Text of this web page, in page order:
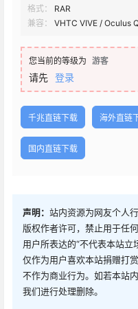
格式：
RAR
兼容：
VHTC VIVE / Oculus
您当前的等级为 游客
请先 登录
千兆直链下载 海外直链
国内直链下载
声明： 站内资源为网友个人
版权作者许可，禁止用于任
用户所表达的“不代表本站立
仅作为用户喜欢本站捐赠打
不作为商业行为。如若本站
我们进行处理删除。